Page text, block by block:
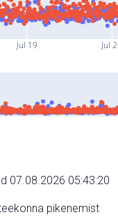
Jul 19 Jul
07.08.2026 05:43:20
pikenemist